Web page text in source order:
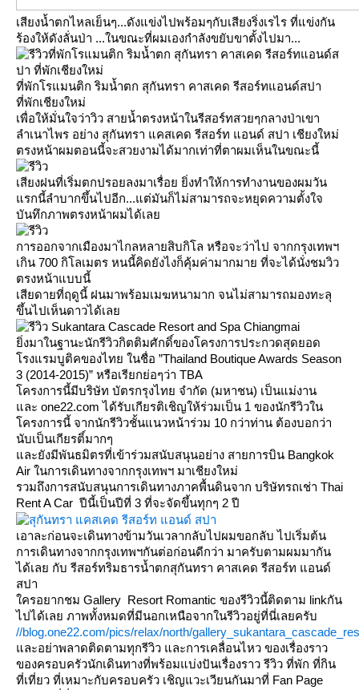
เสียงน้ำตกไหลเย็นๆ...ดังแข่งไปพร้อมๆกับเสียงริ่งเรไร ที่แข่งกัน
ร้องให้ดังลั่นป่า ...ในขณะที่ผมเองกำลังขยับขาตั้งไปมา...
ที่พักโรแมนติก ริมน้ำตก สุกันทรา คาสเคด รีสอร์ทแอนด์สปา
ที่พักเชียงใหม่
เพื่อให้มั่นใจว่าวิว สายน้ำตรงหน้าในรีสอร์ทสวยๆกลางป่าเขา
ลำเนาไพร อย่าง สุกันทรา แคสเคด รีสอร์ท แอนด์ สปา เชียงใหม่
ตรงหน้าผมตอนนี้จะสวยงามได้มากเท่าที่ตาผมเห็นในขณะนี้
เสียงฝนที่เริ่มตกปรอยลงมาเรื่อย ยิ่งทำให้การทำงานของผมวัน
รกนี้ลำบากขึ้นไปอีก...แต่มันก็ไม่สามารถจะหยุดความตั้งใจ
บันทึกภาพตรงหน้าผมได้เล
การออกจากเมืองมาไกลหลายสิบกิโล หรือจะว่าไป จากกรุงเทพฯ
เกิน 700 กิโลเมตร หนนี้คิดยังไงก็คุ้มค่ามากมาย ที่จะได้นั่งชมวิว
ตรงหน้าแบบนี้
เสียดายที่ฤดูนี้ ฝนมาพร้อมเมฆหนามาก จนไม่สามารถมองทะลุ
ขึ้นไปเห็นดาวได้เล
Sukantara Cascade Resort and Spa Chiangmai
ิ่งมาในฐานะนักรีวิวกิตติมศักดิ์ของโครงการประกวดสุดยอด
รงแรมบูติคของไทย ในชื่อ ”Thailand Boutique Awards Season
3 (2014-2015)” หรือเรียกย่อๆว่า TBA
ครงการนี้มีบริษัท บัตรกรุงไทย จำกัด (มหาชน) เป็นแม่งาน
ละ one22.com ได้รับเกียรติเชิญให้ร่วมเป็น 1 ของนักรีวิวใน
ครงการนี้ จากนักรีวิวชั้นแนวหน้าร่วม 10 กว่าท่าน ต้องบอกว่า
นับเป็นเกียรติ์มากๆ
ละยังมีพันธมิตรที่เข้าร่วมสนับสนุนอย่าง สายการบิน Bangkok
Air ในการเดินทางจากกรุงเทพฯ มาเชียงใหม่
รวมถึงการสนับสนุนการเดินทางภาคพื้นดินจาก บริษัทรถเช่า Thai
Rent A Car ปีนี้เป็นปีที่ 3 ที่จะจัดขึ้นทุกๆ 2 ปี
เอาละก่อนจะเดินทางข้ามวันเวลากลับไปผมขอกลับ ไปเริ่มต้น
การเดินทางจากกรุงเทพฯกันต่อก่อนดีกว่า มาครับตามผมมากัน
ได้เลย กับ รีสอร์ทริมธารน้ำตกสุกันทรา คาสเคด รีสอร์ท แอนด์
สปา
ครอยากชม Gallery Resort Romantic ของรีวิวนี้ติดตาม linkกัน
ไปได้เลย ภาพทั้งหมดที่มีนอกเหนือจากในรีวิวอยู่ที่นี่เลยครับ
//blog.one22.com/pics/relax/north/
ละอย่าพลาดติดตามทุกรีวิว และการเคลื่อนไหว ของเรื่องราว
ของครอบครัวนักเดินทางที่พร้อมแบ่งปันเรื่องราว รีวิว ที่พัก ที่กิน
ที่เที่ยว ที่เหมาะกับครอบครัว เชิญแวะเวียนกันมาที่ Fan Page